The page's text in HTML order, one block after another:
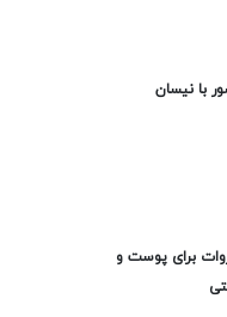
با نیسان
برای پوست و